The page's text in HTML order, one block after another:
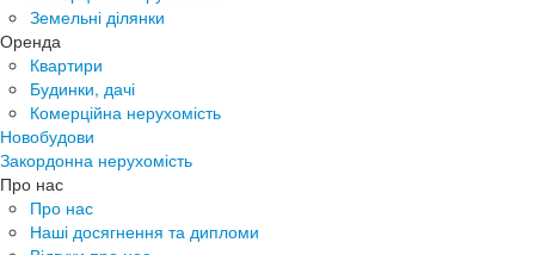
Земельні ділянки
Оренда
Квартири
Будинки, дачі
Комерційна нерухомість
Новобудови
Закордонна нерухомість
Про нас
Про нас
Наші досягнення та дипломи